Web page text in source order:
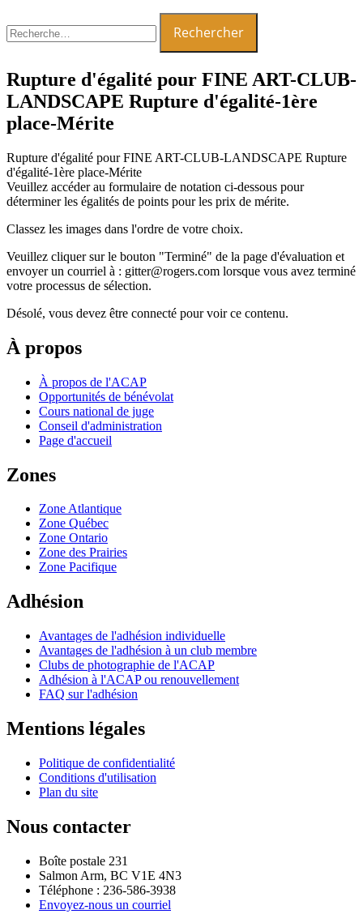
Rupture d'égalité pour FINE ART-CLUB-
LANDSCAPE Rupture d'égalité-1ère
place-Mérite
Rupture d'égalité pour FINE ART-CLUB-LANDSCAPE Rupture
d'égalité-1ère place-Mérite
Veuillez accéder au formulaire de notation ci-dessous pour
déterminer les égalités de points pour les prix de mérite.
Classez les images dans l'ordre de votre choix.
Veuillez cliquer sur le bouton "Terminé" de la page d'évaluation et
envoyer un courriel à : gitter@rogers.com lorsque vous avez terminé
votre processus de sélection.
Désolé, vous devez être connecté pour voir ce contenu.
À propos
À propos de l'ACAP
Opportunités de bénévolat
Cours national de juge
Conseil d'administration
Page d'accueil
Zones
Zone Atlantique
Zone Québec
Zone Ontario
Zone des Prairies
Zone Pacifique
Adhésion
Avantages de l'adhésion individuelle
Avantages de l'adhésion à un club membre
Clubs de photographie de l'ACAP
Adhésion à l'ACAP ou renouvellement
FAQ sur l'adhésion
Mentions légales
Politique de confidentialité
Conditions d'utilisation
Plan du site
Nous contacter
Boîte postale 231
Salmon Arm, BC V1E 4N3
Téléphone : 236-586-3938
Envoyez-nous un courriel